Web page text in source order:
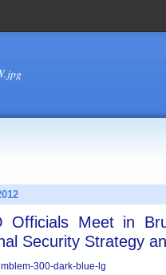
Officials Meet in
Security Strategy